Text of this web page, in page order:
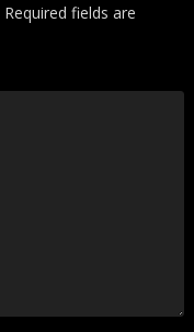
Required fields are